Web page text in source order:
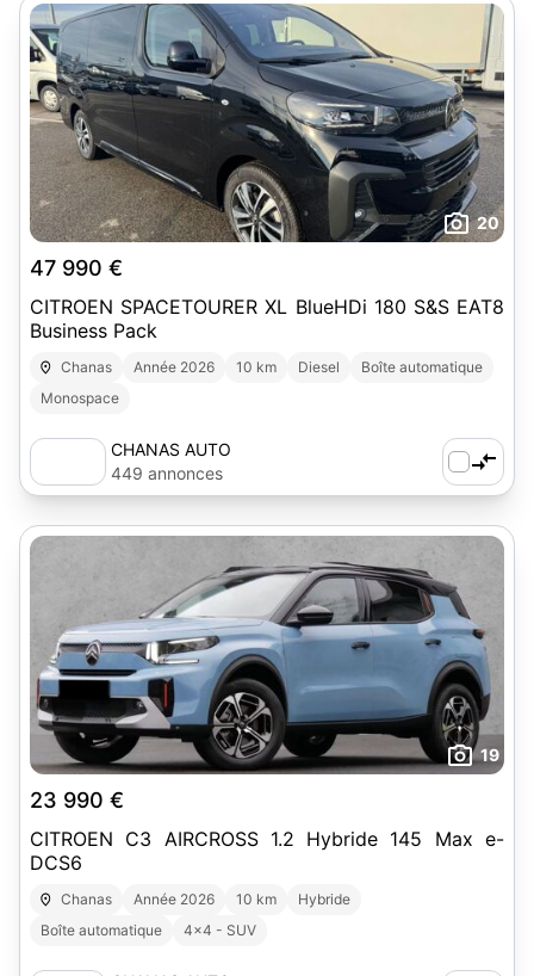
20
47 990 €
CITROEN SPACETOURER XL BlueHDi 180 S&S EAT8
Business Pack
Chanas Année 2026 10 km Diesel
Boîte automatique
Monospace
CHANAS AUTO
449 annonces
19
23 990 €
CITROEN C3 AIRCROSS 1.2 Hybride 145 Max e-
DCS6
Chanas Année 2026 10 km
Hybride
Boîte automatique
4x4 - SUV